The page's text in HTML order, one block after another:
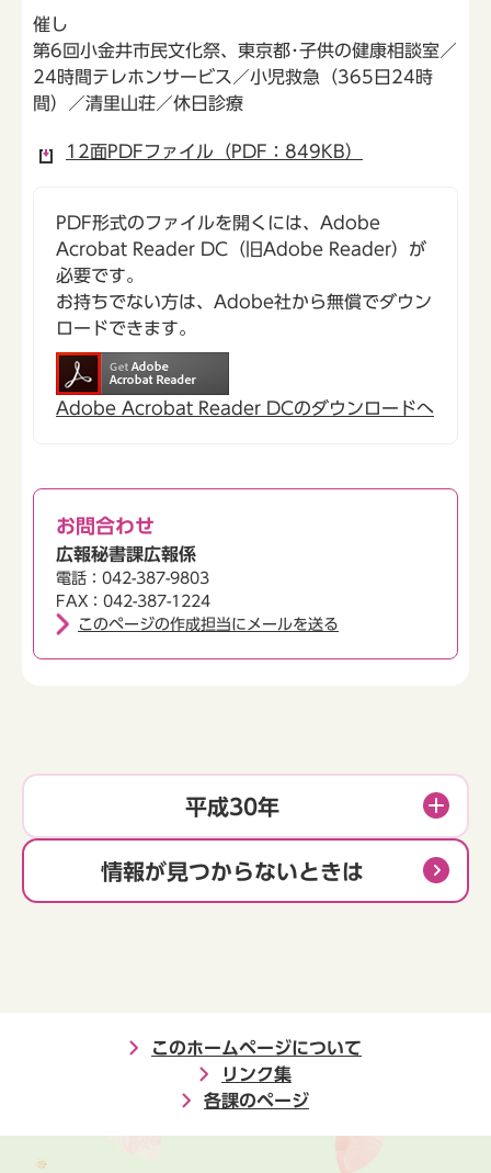
催し
第6回小金井市民文化祭、東京都･子供の健康相談室／
24時間テレホンサービス／小児救急（365日24時
間）／清里山荘／休日診療
12面PDFファイル（PDF：849KB）
PDF形式のファイルを開くには、Adobe
Acrobat Reader DC（旧Adobe Reader）が
必要です。
お持ちでない方は、Adobe社から無償でダウン
ロードできます。
Adobe Acrobat Reader DCのダウンロードへ
お問合わせ
広報秘書課広報係
電話：042-387-9803
FAX：042-387-1224
このページの作成担当にメールを送る
平成30年
情報が見つからないときは
このホームページについて
リンク集
各課のページ